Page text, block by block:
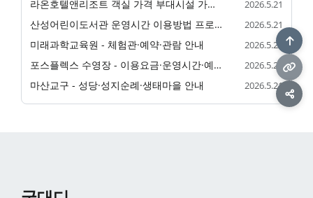
라온호텔앤리조트 객실 가격 부대시설 가족 숙소 정리 2026.5.21
산성어린이도서관 운영시간 이용방법 프로그램 정리 2026.5.21
미래과학교육원 - 체험관·예약·관람 안내 2026.5.21
포스플렉스 수영장 - 이용요금·운영시간·예약 안내 2026.5.21
마산교구 - 성당·성지순례·생태마을 안내 2026.5.21